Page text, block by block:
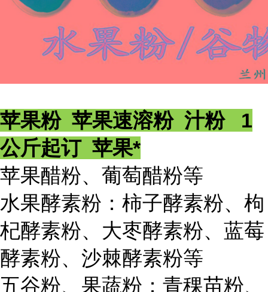
苹果粉 苹果速溶粉 汁粉 1
公斤起订 苹果*
苹果醋粉、葡萄醋粉等
水果酵素粉：柿子酵素粉、枸
杞酵素粉、大枣酵素粉、蓝莓
酵素粉、沙棘酵素粉等
五谷粉、果蔬粉：青稞苗粉、